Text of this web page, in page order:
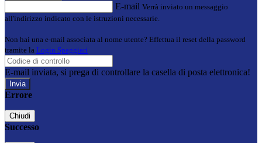
E-mail Verrà inviato un messaggio
all'indirizzo indicato con le istruzioni necessarie.
Non hai una e-mail associata al nome utente? Effettua il reset della password
tramite la Login Spaggiari
E-mail inviata, si prega di controllare la casella di posta elettronica!
Errore
Chiudi
Successo